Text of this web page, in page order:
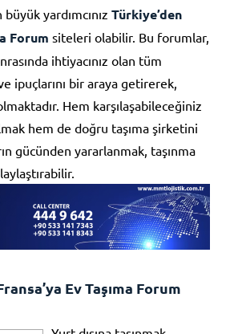
yardımcınız Türkiye’den
Forum siteleri olabilir. Bu forumlar,
ihtiyacınız olan tüm
ipuçlarını bir araya getirerek,
Hem karşılaşabileceğiniz
hem de doğru taşıma şirketini
gücünden yararlanmak, taşınma
Ev Taşıma Forum